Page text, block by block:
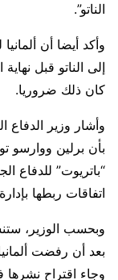
الناتو”.
وأكد أيضا أن
إلى الناتو قبل
كان ذلك ضروريا.
وأشار وزير
بأن برلين ووارسو
“باتريوت” للدفاع
اتفاقات ربطها
وبحسب الوزير،
بعد أن رفضت
وجاء اقتراح نشرها